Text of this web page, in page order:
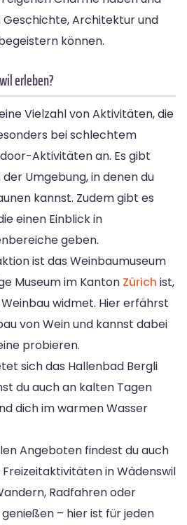
Architektur und
können.
erleben?
Vielzahl von Aktivitäten, die
bei schlechtem
Aktivitäten an. Es gibt
Umgebung, in denen du
kannst. Zudem gibt es
einen Einblick in
geben.
ist das Weinbaumuseum
Museum im Kanton Zürich ist,
widmet. Hier erfährst
von Wein und kannst dabei
probieren.
sich das Hallenbad Bergli
du auch an kalten Tagen
dich im warmen Wasser
Angeboten findest du auch
in Wädenswil
Radfahren oder
– hier ist für jeden